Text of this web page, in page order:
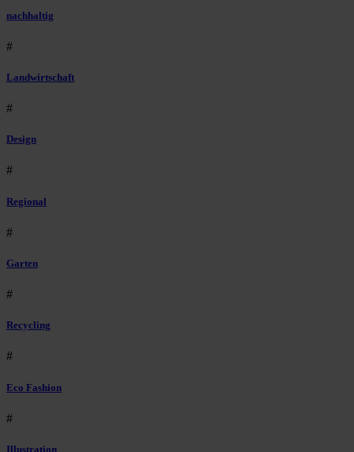
nachhaltig
#
Landwirtschaft
#
Design
#
Regional
#
Garten
#
Recycling
#
Eco Fashion
#
Illustration